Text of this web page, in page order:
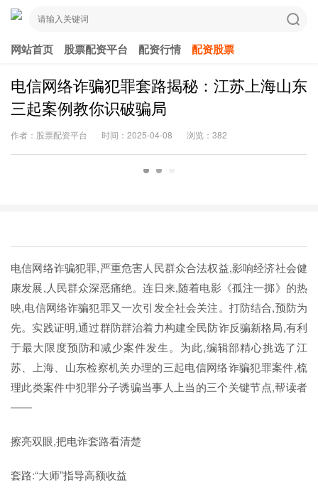
网站首页 股票配资平台 配资行情 配资股票
电信网络诈骗犯罪套路揭秘：江苏上海山东
三起案例教你识破骗局
作者：股票配资平台 时间：2025-04-08 浏览：382
电信网络诈骗犯罪,严重危害人民群众合法权益,影响经济社会健
康发展,人民群众深恶痛绝。连日来,随着电影《孤注一掷》的热
映,电信网络诈骗犯罪又一次引发全社会关注。打防结合,预防为
先。实践证明,通过群防群治着力构建全民防诈反骗新格局,有利
于最大限度预防和减少案件发生。为此,编辑部精心挑选了江
苏、上海、山东检察机关办理的三起电信网络诈骗犯罪案件,梳
理此类案件中犯罪分子诱骗当事人上当的三个关键节点,帮读者
——
擦亮双眼,把电诈套路看清楚
套路:“大师”指导高额收益